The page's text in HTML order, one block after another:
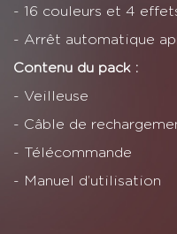
- 16 couleurs et 4
- Arrêt automatique
Contenu du pack :
- Veilleuse
- Câble de
- Télécommande
- Manuel d’utilisation